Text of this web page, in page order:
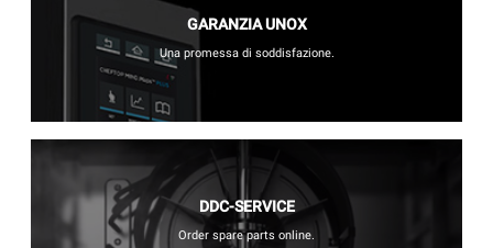
GARANZIA UNOX
Una promessa di soddisfazione.
DDC-SERVICE
Order spare parts online.